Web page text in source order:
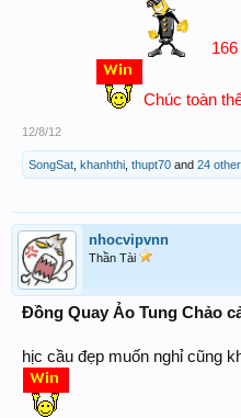
Chúc toàn
12/8/12
SongSat khanhthi thupt70 and 24
nhocvipvnn
Thần Tài
Đồng Quay Ảo Tung Chảo
hịc cầu đẹp muốn nghỉ cũng